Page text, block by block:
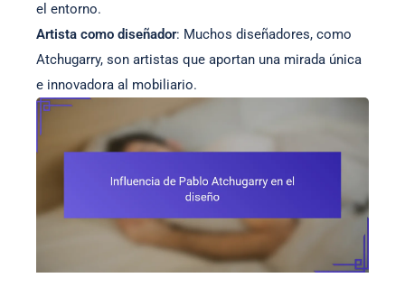
el entorno.
Artista como diseñador: Muchos diseñadores, como
Atchugarry, son artistas que aportan una mirada única
e innovadora al mobiliario.